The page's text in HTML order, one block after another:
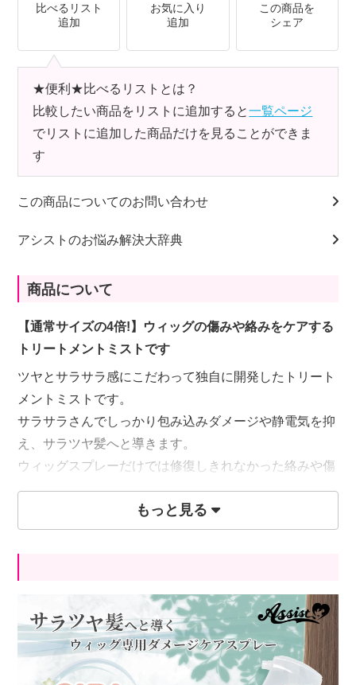
比べるリスト
追加
お気に入り
追加
この商品を
シェア
★便利★比べるリストとは？
比較したい商品をリストに追加すると一覧ページ
でリストに追加した商品だけを見ることができま
す
この商品についてのお問い合わせ
アシストのお悩み解決大辞典
商品について
【通常サイズの4倍!】ウィッグの傷みや絡みをケアする
トリートメントミストです
ツヤとサラサラ感にこだわって独自に開発したトリート
メントミストです。
サラサラさんでしっかり包み込みダメージや静電気を抑
え、サラツヤ髪へと導きます。
ウィッグスプレーだけでは修復しきれなかった絡みや傷
みに最適です。
疲れにくいトリガータイプ!もっと見る